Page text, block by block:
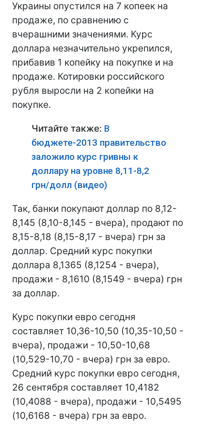
Украины опустился на 7 копеек на
продаже, по сравнению с
вчерашними значениями. Курс
доллара незначительно укрепился,
прибавив 1 копейку на покупке и на
продаже. Котировки российского
рубля выросли на 2 копейки на
покупке.
Читайте также: В
бюджете-2013 правительство
заложило курс гривны к
доллару на уровне 8,11-8,2
грн/долл (видео)
Так, банки покупают доллар по 8,12-
8,145 (8,10-8,145 - вчера), продают по
8,15-8,18 (8,15-8,17 - вчера) грн за
доллар. Средний курс покупки
доллара 8,1365 (8,1254 - вчера),
продажи - 8,1610 (8,1549 - вчера) грн
за доллар.
Курс покупки евро сегодня
составляет 10,36-10,50 (10,35-10,50 -
вчера), продажи - 10,50-10,68
(10,529-10,70 - вчера) грн за евро.
Средний курс покупки евро сегодня,
26 сентября составляет 10,4182
(10,4088 - вчера), продажи - 10,5495
(10,6168 - вчера) грн за евро.